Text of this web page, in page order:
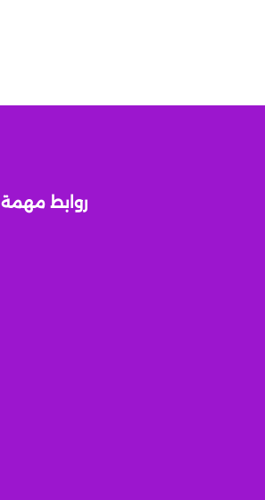
روابط مهمة